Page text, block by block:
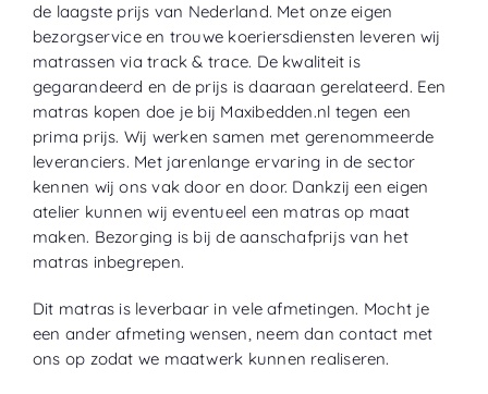
de laagste prijs van Nederland. Met onze eigen
bezorgservice en trouwe koeriersdiensten leveren wij
matrassen via track & trace. De kwaliteit is
gegarandeerd en de prijs is daaraan gerelateerd. Een
matras kopen doe je bij Maxibedden.nl tegen een
prima prijs. Wij werken samen met gerenommeerde
leveranciers. Met jarenlange ervaring in de sector
kennen wij ons vak door en door. Dankzij een eigen
atelier kunnen wij eventueel een matras op maat
maken. Bezorging is bij de aanschafprijs van het
matras inbegrepen.
Dit matras is leverbaar in vele afmetingen. Mocht je
een ander afmeting wensen, neem dan contact met
ons op zodat we maatwerk kunnen realiseren.